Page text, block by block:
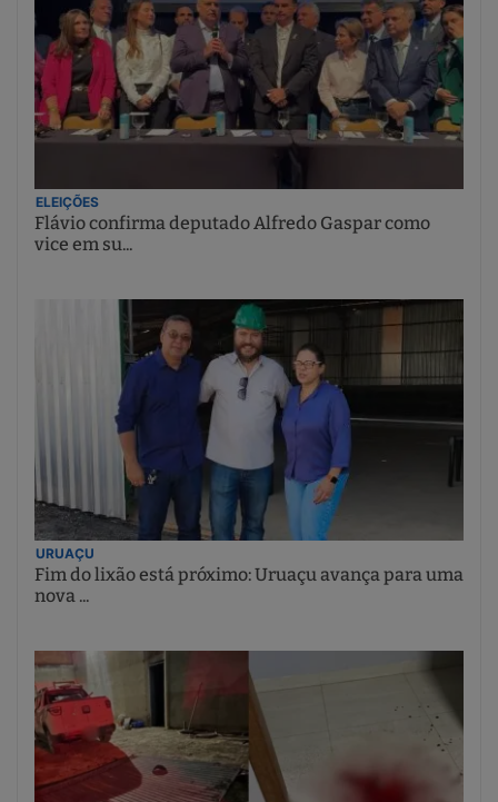
ELEIÇÕES
Flávio confirma deputado Alfredo Gaspar como
vice em su...
URUAÇU
Fim do lixão está próximo: Uruaçu avança para uma
nova ...